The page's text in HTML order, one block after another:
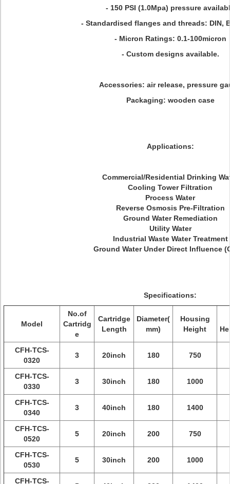
- 150 PSI (1.0Mpa) pressure
- Standardised flanges and threads: DIN,
- Micron Ratings: 0.1-100micron
- Custom designs available.
Accessories: air release, pressure
Packaging: wooden case
Applications:
Commercial/Residential Drinking
Cooling Tower Filtration
Process Water
Reverse Osmosis Pre-Filtration
Ground Water Remediation
Utility Water
Industrial Waste Water Treatment
Ground Water Under Direct Influence
Specifications:
Model
No.of
Cartridg
e
Cartridge
Length
Diameter(
mm)
Housing
Height
CFH-TCS-
0320
3 20inch 180 750
CFH-TCS-
0330
3 30inch 180 1000
CFH-TCS-
0340
3 40inch 180 1400
CFH-TCS-
0520
5 20inch 200 750
CFH-TCS-
0530
5 30inch 200 1000
CFH-TCS-